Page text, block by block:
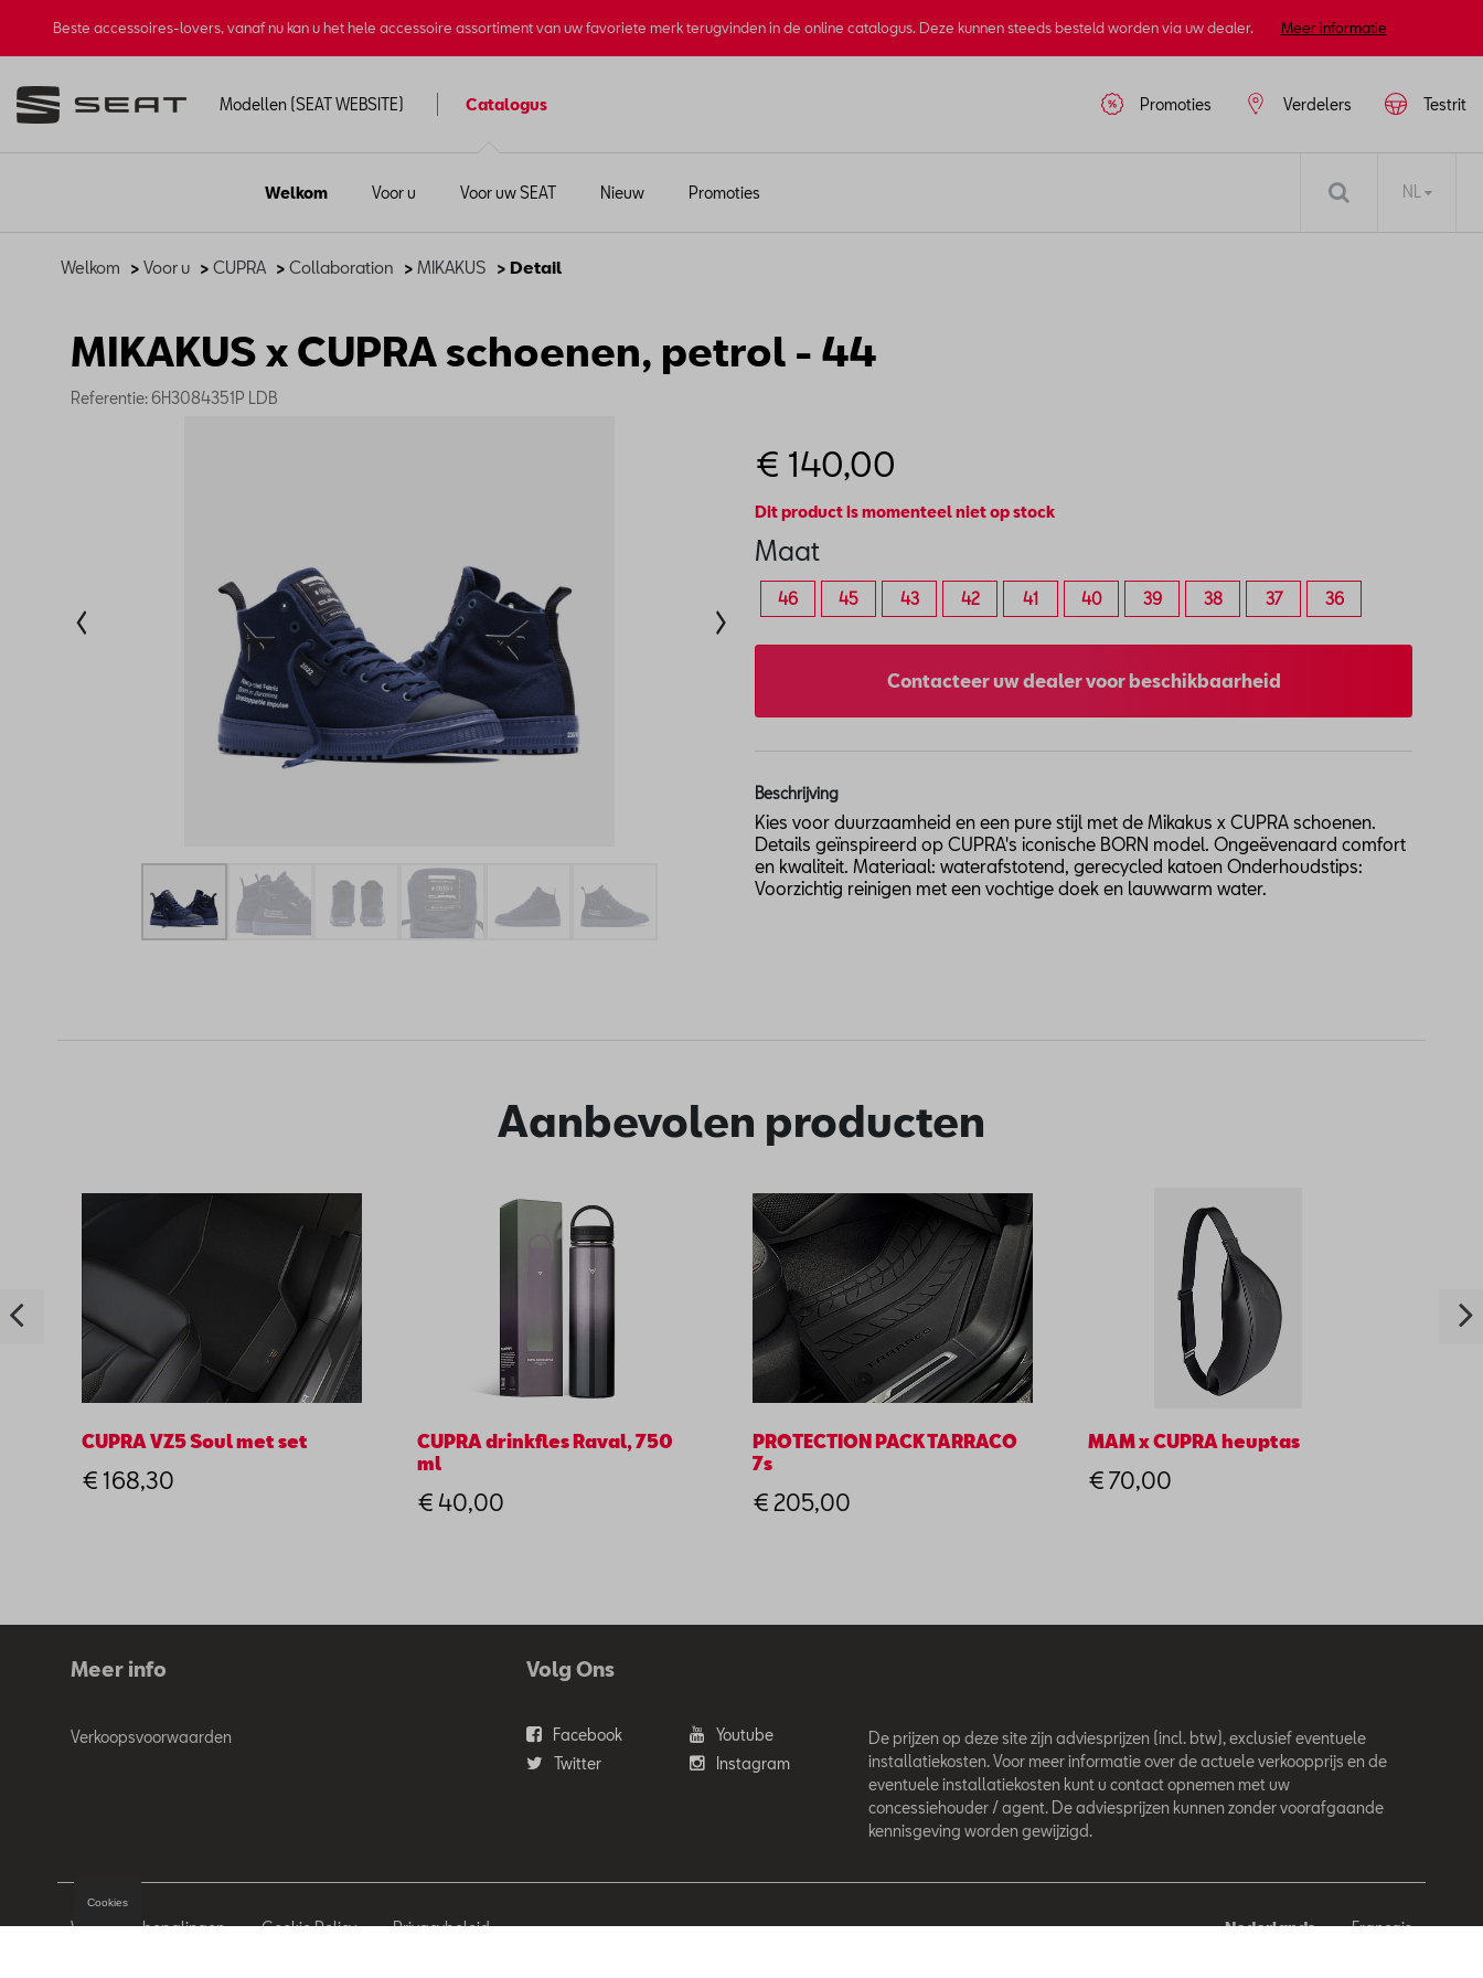
Beste accessoires-lovers, vanaf nu kan u het hele accessoire assortiment van uw favoriete merk terugvinden in de online catalogus. Deze kunnen steeds besteld worden via uw dealer. Meer informatie
Modellen (SEAT WEBSITE) Catalogus
Welkom Voor u Voor uw SEAT Nieuw Promoties
Testrit
Verdelers
Promoties
NL
Welkom > Voor u > CUPRA > Collaboration > MIKAKUS > Detail
MIKAKUS x CUPRA schoenen, petrol - 44
Referentie: 6H3084351P LDB
€ 140,00
Dit product is momenteel niet op stock
Maat
46 45 43 42 41 40 39 38 37 36
Contacteer uw dealer voor beschikbaarheid
Beschrijving
Kies voor duurzaamheid en een pure stijl met de Mikakus x CUPRA schoenen.
Details geïnspireerd op CUPRA's iconische BORN model. Ongeëvenaard comfort
en kwaliteit. Materiaal: waterafstotend, gerecycled katoen Onderhoudstips:
Voorzichtig reinigen met een vochtige doek en lauwwarm water.
Aanbevolen producten
CUPRA VZ5 Soul met set
€ 168,30
CUPRA drinkfles Raval, 750
ml
€ 40,00
PROTECTION PACK TARRACO
7s
€ 205,00
MAM x CUPRA heuptas
€ 70,00
Meer info
Verkoopsvoorwaarden
Volg Ons
Facebook
Youtube
Twitter
Instagram
De prijzen op deze site zijn adviesprijzen (incl. btw), exclusief eventuele
installatiekosten. Voor meer informatie over de actuele verkoopprijs en de
eventuele installatiekosten kunt u contact opnemen met uw
concessiehouder / agent. De adviesprijzen kunnen zonder voorafgaande
kennisgeving worden gewijzigd.
Wettelijke bepalingen Cookie Policy Privacybeleid Nederlands
Français
Cookies